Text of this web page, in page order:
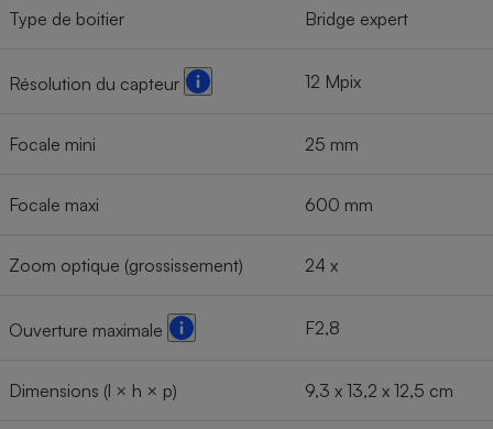
Type de boitier Bridge expert
Résolution du capteur 12 Mpix
Focale mini 25 mm
Focale maxi 600 mm
Zoom optique (grossissement) 24 x
Ouverture maximale F2,8
Dimensions (l × h × p) 9,3 x 13,2 x 12,5 cm